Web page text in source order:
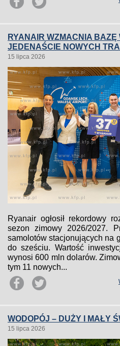
RYANAIR WZMACNIA BAZĘ
JEDENAŚCIE NOWYCH
15 lipca 2026
Ryanair ogłosił rekordowy
sezon zimowy 2026/2027.
samolotów stacjonujących na
do sześciu. Wartość
wynosi 600 mln dolarów.
tym 11 nowych...
WODOPÓJ – DUŻY I MAŁY
15 lipca 2026